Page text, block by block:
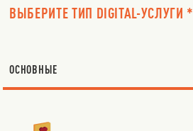
ВЫБЕРИТЕ ТИП DIGITAL-УСЛУГИ *
ОСНОВНЫЕ